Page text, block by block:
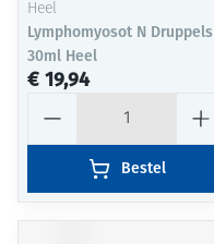
Heel
Lymphomyosot N Druppels
30ml Heel
€ 19,94
Bestel